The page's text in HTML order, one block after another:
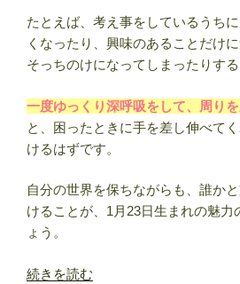
占
い】”
の
たとえば、考え事をしているうち
くなったり、興味のあることだけ
そっちのけになってしまったりする
一度ゆっくり深呼吸をして、周り
と、困ったときに手を差し伸べて
けるはずです。
自分の世界を保ちながらも、誰か
けることが、1月23日生まれの魅力
ょう。
“1
続きを読む